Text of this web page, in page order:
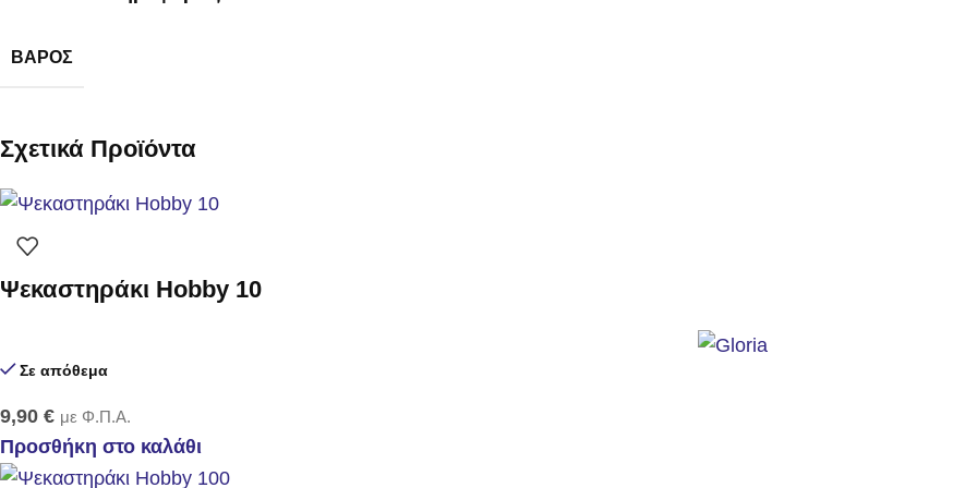
ΒΆΡΟΣ
Σχετικά Προϊόντα
Ψεκαστηράκι Hobby 10
Σε απόθεμα
9,90 € με Φ.Π.Α.
Προσθήκη στο καλάθι